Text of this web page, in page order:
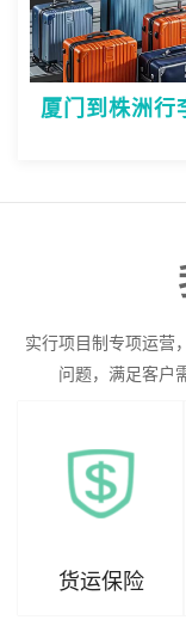
厦门到株洲行
实行项目制专项运营
问题，满足客户
货运保险